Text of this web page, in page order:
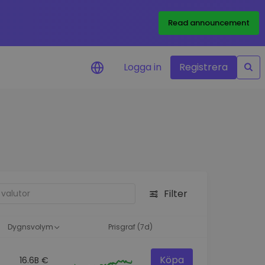
Read announcement
Logga in Registrera
Filter
Dygnsvolym Prisgraf (7d)
16.6B € Köpa